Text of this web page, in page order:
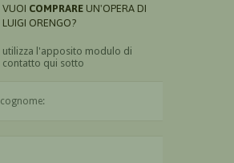
VUOI COMPRARE UN'OPERA DI
LUIGI ORENGO?
utilizza l'apposito modulo di
contatto qui sotto